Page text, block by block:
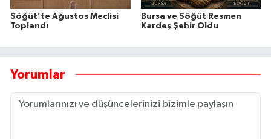
Söğüt’te Ağustos Meclisi
Toplandı
Bursa ve Söğüt Resmen
Kardeş Şehir Oldu
Yorumlar